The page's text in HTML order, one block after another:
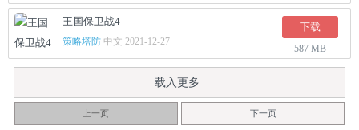
王国保卫战4
策略塔防 中文 2021-12-27
下载
587 MB
载入更多
上一页 下一页